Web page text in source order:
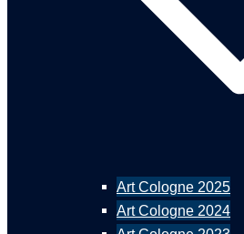
Art Cologne 2025
Art Cologne 2024